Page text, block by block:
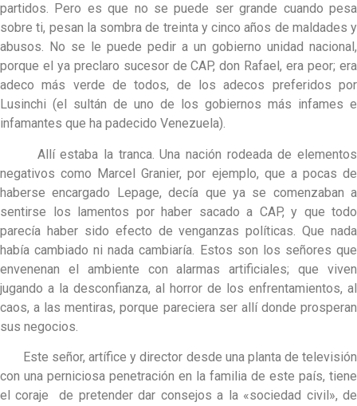
partidos. Pero es que no se puede ser grande cuando pesa
sobre ti, pesan la sombra de treinta y cinco años de maldades y
abusos. No se le puede pedir a un gobierno unidad nacional,
porque el ya preclaro sucesor de CAP, don Rafael, era peor; era
adeco más verde de todos, de los adecos preferidos por
Lusinchi (el sultán de uno de los gobiernos más infames e
infamantes que ha padecido Venezuela).
Allí estaba la tranca. Una nación rodeada de elementos
negativos como Marcel Granier, por ejemplo, que a pocas de
haberse encargado Lepage, decía que ya se comenzaban a
sentirse los lamentos por haber sacado a CAP, y que todo
parecía haber sido efecto de venganzas políticas. Que nada
había cambiado ni nada cambiaría. Estos son los señores que
envenenan el ambiente con alarmas artificiales; que viven
jugando a la desconfianza, al horror de los enfrentamientos, al
caos, a las mentiras, porque pareciera ser allí donde prosperan
sus negocios.
Este señor, artífice y director desde una planta de televisión
con una perniciosa penetración en la familia de este país, tiene
el coraje de pretender dar consejos a la «sociedad civil», de